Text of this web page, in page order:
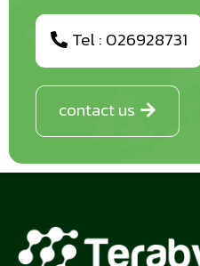
Tel : 026928731
contact us